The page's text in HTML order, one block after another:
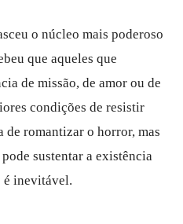
o núcleo mais poderoso
que aqueles que
de missão, de amor ou de
condições de resistir
de romantizar o horror, mas
sustentar a existência
é inevitável.